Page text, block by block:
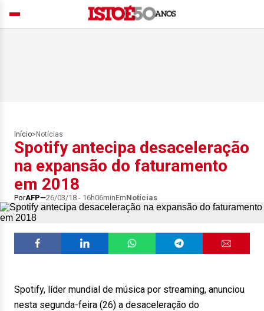
Início> Notícias
Spotify antecipa desaceleração
na expansão do faturamento
em 2018
PorAFP 26/03/18 - 16h06minEmNotícias
Spotify, líder mundial de música por streaming, anunciou
nesta segunda-feira (26) a desaceleração do